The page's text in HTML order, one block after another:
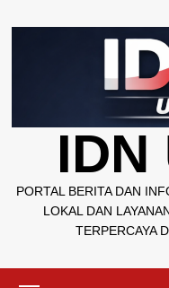
to
IDN
PORTAL BERITA DAN
LOKAL DAN
TERPERCAYA